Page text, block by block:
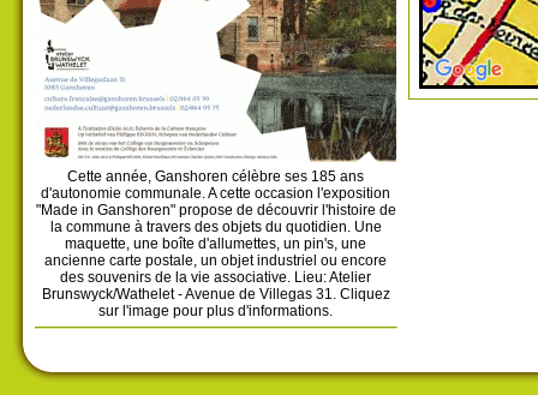
Cette année, Ganshoren célèbre ses 185 ans
d'autonomie communale. A cette occasion l'exposition
"Made in Ganshoren" propose de découvrir l'histoire de
la commune à travers des objets du quotidien. Une
maquette, une boîte d'allumettes, un pin's, une
ancienne carte postale, un objet industriel ou encore
des souvenirs de la vie associative. Lieu: Atelier
Brunswyck/Wathelet - Avenue de Villegas 31. Cliquez
sur l'image pour plus d'informations.